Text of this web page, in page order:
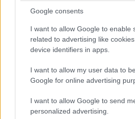
Google consents
I want to allow Google to enable
related to advertising like
device identifiers in apps.
I want to allow my user data to
Google for online advertising
I want to allow Google to send
personalized advertising.
Το φαραωνικών διαστάσεων
Έλον Μασκ λέγεται Terafab
δισ. δολάρια